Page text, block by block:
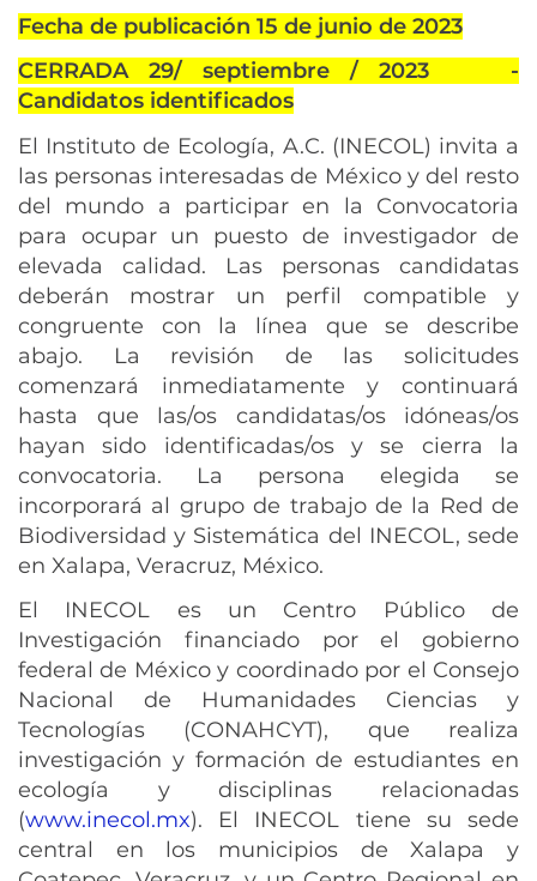
Fecha de publicación 15 de junio de 2023
CERRADA 29/ septiembre / 2023 -
Candidatos identificados
El Instituto de Ecología, A.C. (INECOL) invita a
las personas interesadas de México y del resto
del mundo a participar en la Convocatoria
para ocupar un puesto de investigador de
elevada calidad. Las personas candidatas
deberán mostrar un perfil compatible y
congruente con la línea que se describe
abajo. La revisión de las solicitudes
comenzará inmediatamente y continuará
hasta que las/os candidatas/os idóneas/os
hayan sido identificadas/os y se cierra la
convocatoria. La persona elegida se
incorporará al grupo de trabajo de la Red de
Biodiversidad y Sistemática del INECOL, sede
en Xalapa, Veracruz, México.
El INECOL es un Centro Público de
Investigación financiado por el gobierno
federal de México y coordinado por el Consejo
Nacional de Humanidades Ciencias y
Tecnologías (CONAHCYT), que realiza
investigación y formación de estudiantes en
ecología y disciplinas relacionadas
(www.inecol.mx). El INECOL tiene su sede
central en los municipios de Xalapa y